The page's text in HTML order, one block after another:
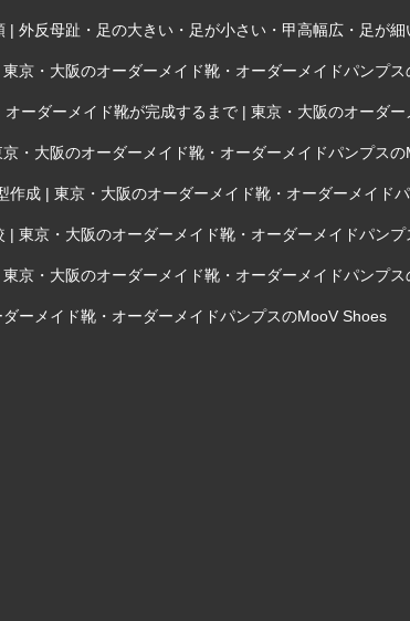
| 外反母趾・足の大きい・足が小さい・甲高幅広・足が
京・大阪のオーダーメイド靴・オーダーメイドパンプ
オーダーメイド靴が完成するまで | 東京・大阪のオーダ
・大阪のオーダーメイド靴・オーダーメイドパンプス
作成 | 東京・大阪のオーダーメイド靴・オーダーメイド
| 東京・大阪のオーダーメイド靴・オーダーメイドパン
京・大阪のオーダーメイド靴・オーダーメイドパンプ
ーメイド靴・オーダーメイドパンプスのMooV Shoes